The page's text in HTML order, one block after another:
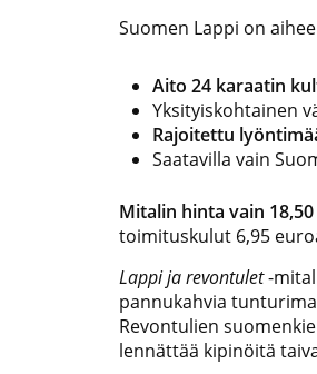
Suomen Lappi on
Aito 24 karaatin
Yksityiskohtainen
Rajoitettu
Saatavilla vain
Mitalin hinta vain
toimituskulut 6,95
Lappi ja revontulet-
pannukahvia
Revontulien
lennättää kipinöitä